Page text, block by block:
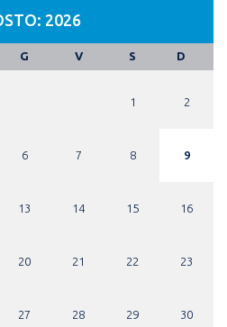
2026
G V S D
1 2
6 7 8 9
13 14 15 16
20 21 22 23
27 28 29 30